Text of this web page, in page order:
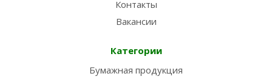
Контакты
Вакансии
Категории
Бумажная продукция